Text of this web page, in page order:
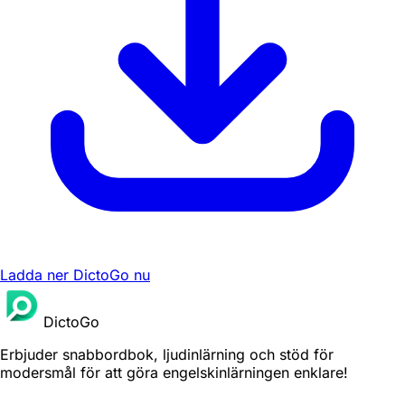
Ladda ner DictoGo nu
DictoGo
Erbjuder snabbordbok, ljudinlärning och stöd för
modersmål för att göra engelskinlärningen enklare!